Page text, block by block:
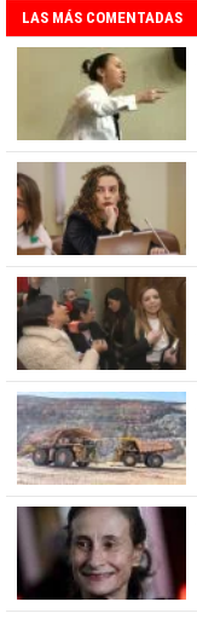
LAS MÁS COMENTADAS